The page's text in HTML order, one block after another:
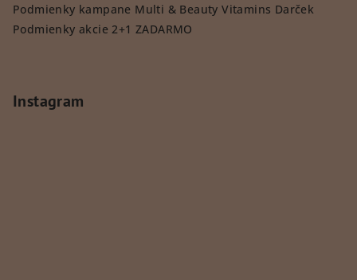
Podmienky kampane Multi & Beauty Vitamins Darček
Podmienky akcie 2+1 ZADARMO
Instagram